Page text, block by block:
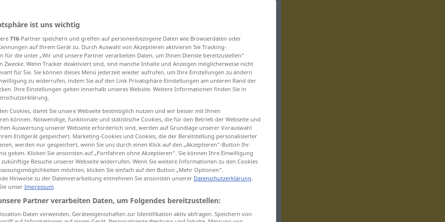
without, minus Weitere Beispiele...
ohne
Töpfe ohneHenkel
(od du sollst nicht ohneHut gehen
anyflavoring eineFlasche Sprudelohne
Geschmack
ist uns wichtig
716-Partner speichern und greifen auf personenbezogene Daten wie Browserdaten oder
auf Ihrem Gerät zu. Durch Auswahl von Akzeptieren aktivieren Sie Tracking-
für die unter „Wir und unsere Partner verarbeiten Daten, um Ihnen Dienste bereitzustellen“
Zwecke. Wenn Tracker deaktiviert sind, sind manche Inhalte und Anzeigen möglicherweise nicht
für Sie. Sie können dieses Menü jederzeit wieder aufrufen, um Ihre Einstellungen zu ändern
zu widerrufen, indem Sie auf den Link Privatsphäre-Einstellungen am unteren Rand der
Ihre Einstellungen gelten innerhalb unseres Website. Weitere Informationen finden Sie in
Cookies, damit Sie unsere Webseite bestmöglich nutzen und wir besser mit Ihnen
können. Notwendige, funktionale und statistische Cookies, die für den Betrieb der Webseite und
Auswertung unserer Webseite erforderlich sind, werden auf Grundlage unserer Vorauswahl
Endgerät gespeichert. Marketing-Cookies und Cookies, die der Bereitstellung personalisierter
werden nur gespeichert, wenn Sie uns durch einen Klick auf den „Akzeptieren“-Button Ihr
geben. Klicken Sie ansonsten auf „Fortfahren ohne Akzeptieren“. Sie können Ihre Einwilligung
Besuche unserer Webseite widerrufen. Wenn Sie weitere Informationen zu den Cookies
möchten, klicken Sie einfach auf den Button „Mehr Optionen“.
Hinweise zu der Datenverarbeitung entnehmen Sie ansonsten unserer Datenschutzerklärung.
unser Impressum.
Partner verarbeiten Daten, um Folgendes bereitzustellen:
Daten verwenden. Geräteeigenschaften zur Identifikation aktiv abfragen. Speichern von